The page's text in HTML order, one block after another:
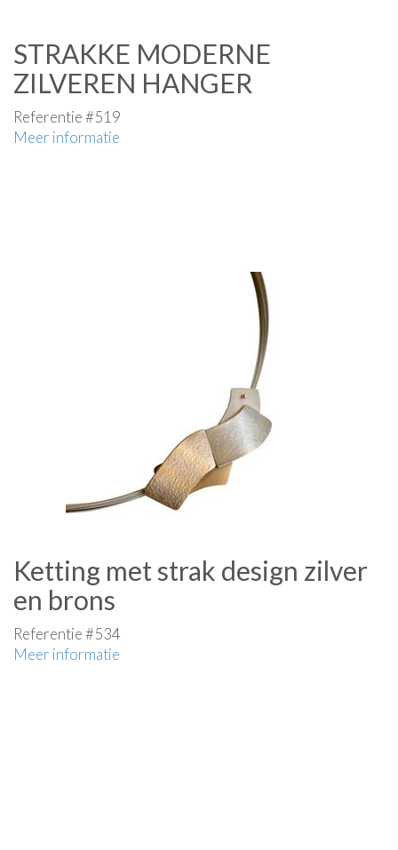
STRAKKE MODERNE
ZILVEREN HANGER
Referentie #519
Meer informatie
Ketting met strak design zilver
en brons
Referentie #534
Meer informatie